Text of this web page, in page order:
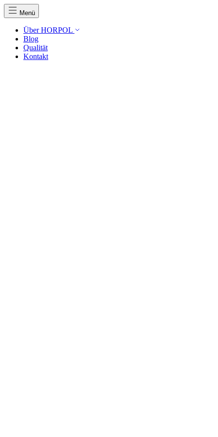
Menü
Über HORPOL
Blog
Qualität
Kontakt